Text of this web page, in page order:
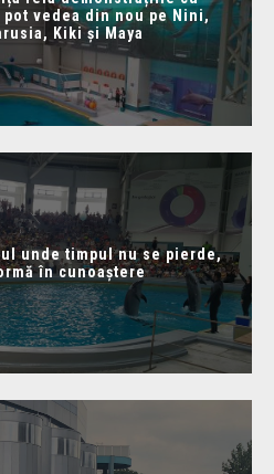
vedea din nou pe Nini,
Kiki și Maya
unde timpul nu se pierde,
în cunoaștere